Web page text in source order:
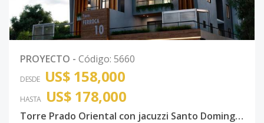
PROYECTO - Código: 5660
DESDE US$ 158,000
HASTA US$ 178,000
Torre Prado Oriental con jacuzzi Santo Domingo Este con ancestor